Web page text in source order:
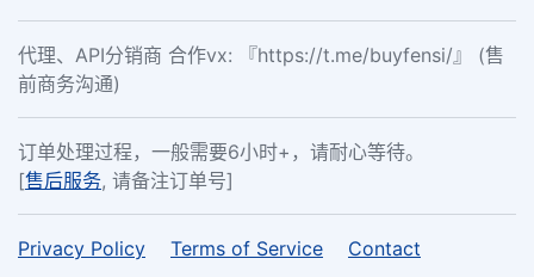
代理、API分销商 合作vx: 『https://t.me/buyfensi/』 (售
前商务沟通)
订单处理过程，一般需要6小时+，请耐心等待。
[售后服务, 请备注订单号]
Privacy Policy Terms of Service Contact